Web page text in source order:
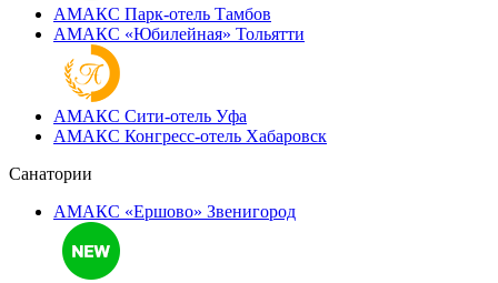
АМАКС Парк-отель Тамбов
АМАКС «‎Юбилейная» Тольятти
АМАКС Сити-отель Уфа
АМАКС Конгресс-отель Хабаровск
Санатории
АМАКС «Ершово» Звенигород